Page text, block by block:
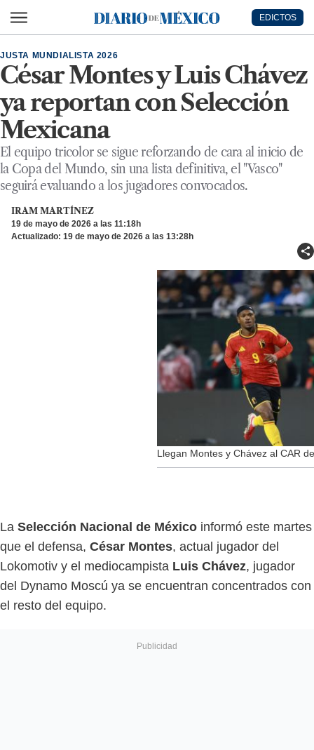
Diario de México
EDICTOS
César Montes y Luis Chávez
ya reportan con Selección
Mexicana
JUSTA MUNDIALISTA 2026
El equipo tricolor se sigue reforzando de cara al inicio de
la Copa del Mundo, sin una lista definitiva, el "Vasco"
seguirá evaluando a los jugadores convocados.
IRAM MARTÍNEZ
19 de mayo de 2026 a las 11:18h
Actualizado: 19 de mayo de 2026 a las 13:28h
Llegan Montes y Chávez al CAR
La Selección Nacional de México informó este martes
que el defensa, César Montes, actual jugador del
Lokomotiv y el mediocampista Luis Chávez, jugador
del Dynamo Moscú ya se encuentran concentrados con
el resto del equipo.